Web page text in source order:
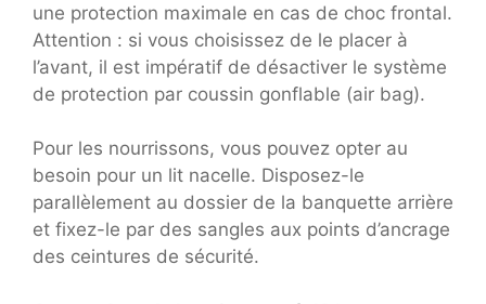
une protection maximale en cas de choc frontal.
Attention : si vous choisissez de le placer à
l’avant, il est impératif de désactiver le système
de protection par coussin gonflable (air bag).
Pour les nourrissons, vous pouvez opter au
besoin pour un lit nacelle. Disposez-le
parallèlement au dossier de la banquette arrière
et fixez-le par des sangles aux points d’ancrage
des ceintures de sécurité.